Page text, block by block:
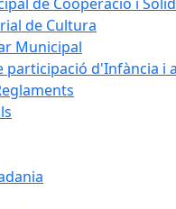
de Cultura
Municipal
participació d'Infància i